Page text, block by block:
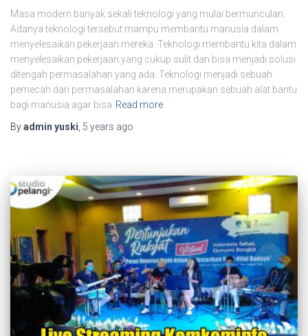
Masa modern banyak sekali teknologi yang mulai bermunculan.
Adanya teknologi tersebut mampu membantu manusia dalam
menyelesaikan pekerjaan mereka. Teknologi membantu kita dalam
menyelesaikan pekerjaan yang cukup sulit dan bisa menjadi solusi
ditengah permasalahan yang ada. Teknologi menjadi sebuah
pemecah dari permasalahan karena merupakan sebuah alat bantu
bagi manusia agar bisa Read more
Byadmin yuski, 5 years ago